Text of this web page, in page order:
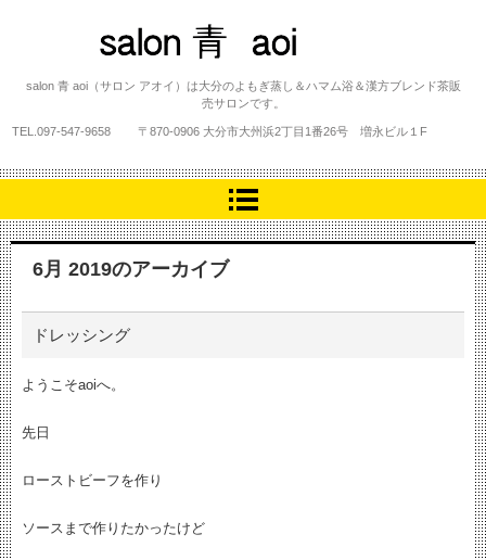
salon 青 aoi
salon 青 aoi（サロン アオイ）は大分のよもぎ蒸し＆ハマム浴＆漢方ブレンド茶販
売サロンです。
TEL. 097-547-9658 〒870-0906 大分市大州浜2丁目1番26号 増永ビル１F
6月 2019のアーカイブ
ドレッシング
ようこそaoiへ。
先日
ローストビーフを作り
ソースまで作りたかったけど